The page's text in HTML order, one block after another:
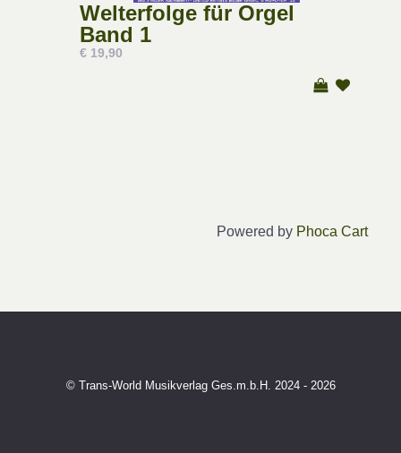
Welterfolge für Orgel
Band 1
€ 19,90
Powered by Phoca Cart
© Trans-World Musikverlag Ges.m.b.H. 2024 - 2026